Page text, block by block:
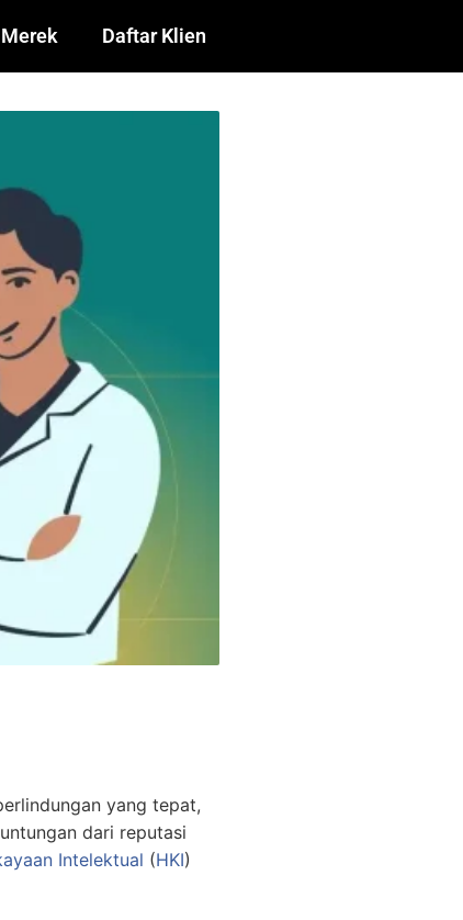
Daftar Klien
yang tepat,
dari reputasi
Intelektual (HKI)